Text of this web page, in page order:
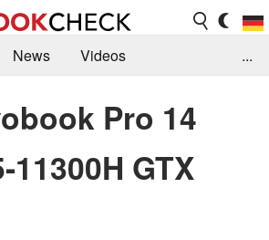
News
Videos
Suche
Jobs
...
Pro 14
11300H GTX